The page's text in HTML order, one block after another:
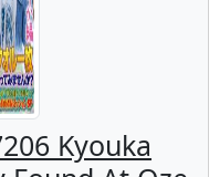
Kyouka